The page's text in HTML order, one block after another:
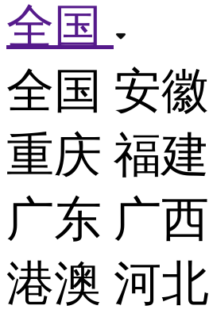
全国
全国 安徽
重庆 福建
广东 广西
港澳 河北